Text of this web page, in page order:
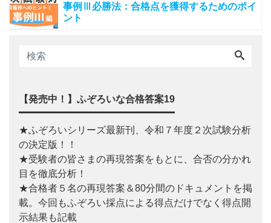
事例Ⅲ必勝法：合格点を獲得するためのポイ
ント
【発売中！】ふぞろいな合格答案19
★ふぞろいシリーズ最新刊、令和７年度２次試験分析
の決定版！！
★受験者の皆さまの再現答案をもとに、合否の分かれ
目を徹底分析！
★合格者５名の再現答案＆80分間のドキュメントを掲
載。今回もふぞろい採点による得点だけでなく得点開
示結果も記載